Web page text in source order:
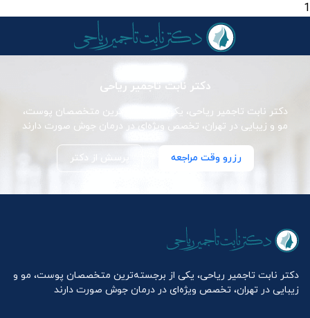
1
دکتر نابت تاجمیر ریاحی
دکتر نابت تاجمیر ریاحی، یکی از برجسته‌ترین متخصصان پوست،
مو و زیبایی در تهران، تخصص ویژه‌ای در درمان جوش صورت دارند
رزرو وقت مراجعه پرسش از دکتر
دکتر نابت تاجمیر ریاحی، یکی از برجسته‌ترین متخصصان پوست، مو و
زیبایی در تهران، تخصص ویژه‌ای در درمان جوش صورت دارند